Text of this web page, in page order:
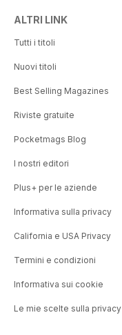
ALTRI LINK
Tutti i titoli
Nuovi titoli
Best Selling Magazines
Riviste gratuite
Pocketmags Blog
I nostri editori
Plus+ per le aziende
Informativa sulla privacy
California e USA Privacy
Termini e condizioni
Informativa sui cookie
Le mie scelte sulla privacy